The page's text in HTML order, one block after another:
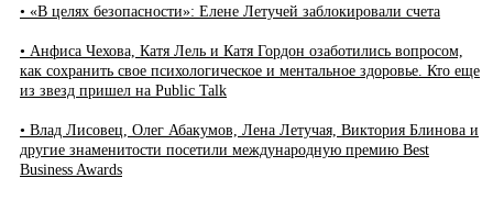
• «В целях безопасности»: Елене Летучей заблокировали счета
• Анфиса Чехова, Катя Лель и Катя Гордон озаботились вопросом,
как сохранить свое психологическое и ментальное здоровье. Кто еще
из звезд пришел на Public Talk
• Влад Лисовец, Олег Абакумов, Лена Летучая, Виктория Блинова и
другие знаменитости посетили международную премию Best
Business Awards